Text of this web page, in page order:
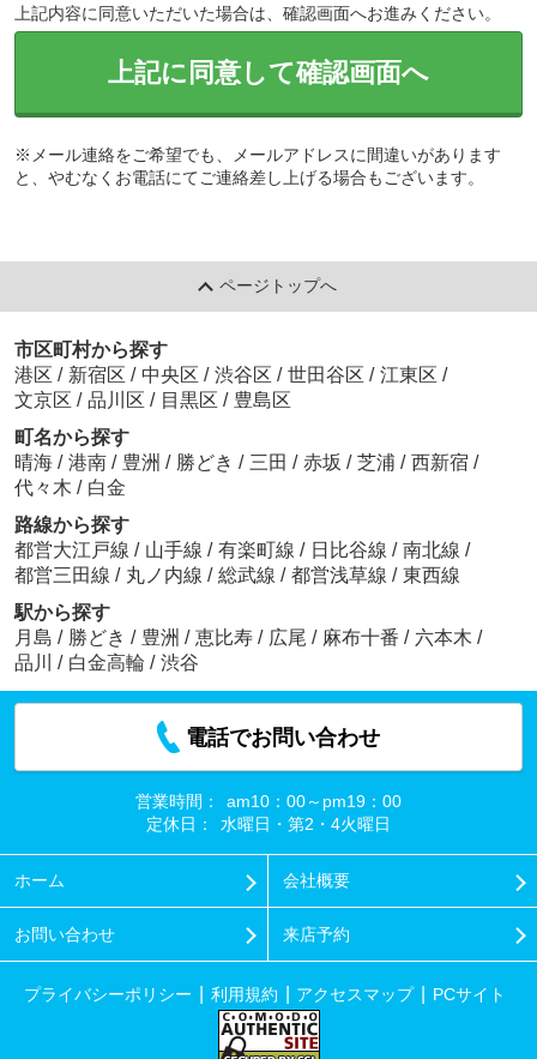
上記内容に同意いただいた場合は、確認画面へお進みください。
上記に同意して確認画面へ
※メール連絡をご希望でも、メールアドレスに間違いがあります
と、やむなくお電話にてご連絡差し上げる場合もございます。
ページトップへ
市区町村から探す
港区 / 新宿区 / 中央区 / 渋谷区 / 世田谷区 / 江東区 /
文京区 / 品川区 / 目黒区 / 豊島区
町名から探す
晴海 / 港南 / 豊洲 / 勝どき / 三田 / 赤坂 / 芝浦 / 西新宿 /
代々木 / 白金
路線から探す
都営大江戸線 / 山手線 / 有楽町線 / 日比谷線 / 南北線 /
都営三田線 / 丸ノ内線 / 総武線 / 都営浅草線 / 東西線
駅から探す
月島 / 勝どき / 豊洲 / 恵比寿 / 広尾 / 麻布十番 / 六本木 /
品川
/ 白金高輪 / 渋谷
電話でお問い合わせ
営業時間：
am10：00～pm19：00
定休日：
水曜日・第2・4火曜日
ホーム 会社概要
お問い合わせ 来店予約
プライバシーポリシー 利用規約 アクセスマップ PCサイト